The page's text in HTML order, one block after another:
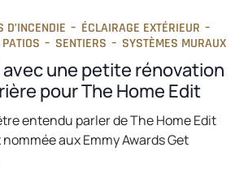
D’INCENDIE – ÉCLAIRAGE EXTÉRIEUR –
PATIOS – SENTIERS – SYSTÈMES MURAUX
une petite rénovation
pour The Home Edit
entendu parler de The Home Edit
aux Emmy Awards Get